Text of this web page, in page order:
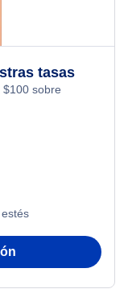
tasas
$100 sobre